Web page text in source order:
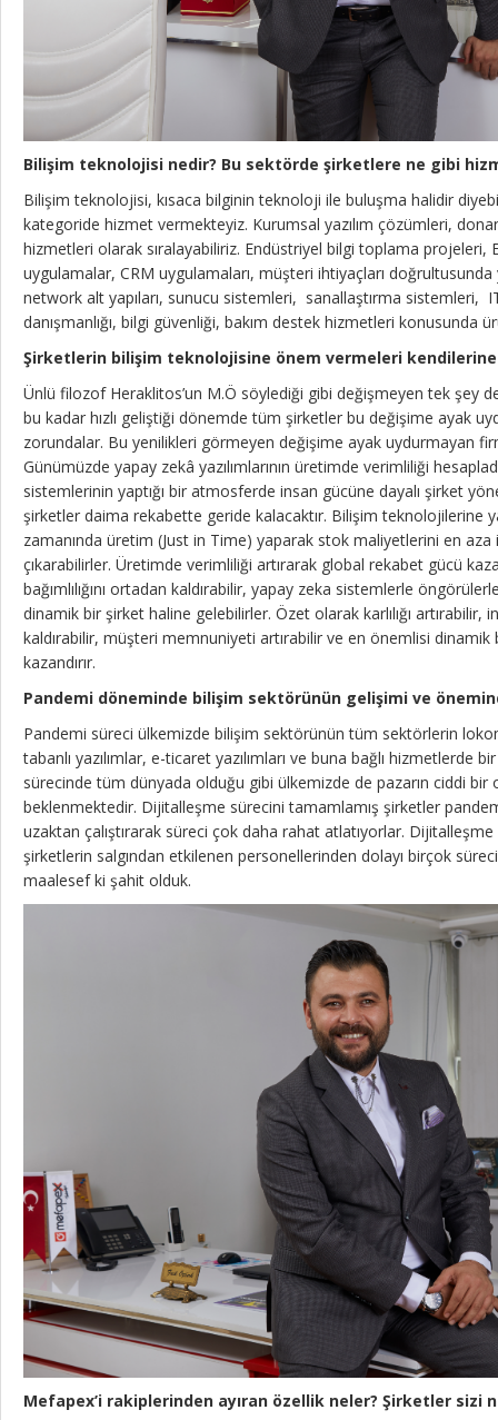
Bilişim teknolojisi nedir? Bu sektörde şirketlere ne gibi
Bilişim teknolojisi, kısaca bilginin teknoloji ile buluşma halidir
kategoride hizmet vermekteyiz. Kurumsal yazılım çözümleri,
hizmetleri olarak sıralayabiliriz. Endüstriyel bilgi toplama projeleri,
uygulamalar, CRM uygulamaları, müşteri ihtiyaçları doğrultusunda
network alt yapıları, sunucu sistemleri, sanallaştırma sistemleri,
danışmanlığı, bilgi güvenliği, bakım destek hizmetleri konusunda
Şirketlerin bilişim teknolojisine önem vermeleri kendilerine
Ünlü filozof Heraklitos’un M.Ö söylediği gibi değişmeyen tek şey
bu kadar hızlı geliştiği dönemde tüm şirketler bu değişime ayak
zorundalar. Bu yenilikleri görmeyen değişime ayak uydurmayan
Günümüzde yapay zekâ yazılımlarının üretimde verimliliği
sistemlerinin yaptığı bir atmosferde insan gücüne dayalı şirket
şirketler daima rekabette geride kalacaktır. Bilişim teknolojilerine
zamanında üretim (Just in Time) yaparak stok maliyetlerini en aza
çıkarabilirler. Üretimde verimliliği artırarak global rekabet gücü
bağımlılığını ortadan kaldırabilir, yapay zeka sistemlerle
dinamik bir şirket haline gelebilirler. Özet olarak karlılığı artırabilir,
kaldırabilir, müşteri memnuniyeti artırabilir ve en önemlisi
kazandırır.
Pandemi döneminde bilişim sektörünün gelişimi ve
Pandemi süreci ülkemizde bilişim sektörünün tüm sektörlerin
tabanlı yazılımlar, e-ticaret yazılımları ve buna bağlı hizmetlerde
sürecinde tüm dünyada olduğu gibi ülkemizde de pazarın ciddi bir
beklenmektedir. Dijitalleşme sürecini tamamlamış şirketler
uzaktan çalıştırarak süreci çok daha rahat atlatıyorlar.
şirketlerin salgından etkilenen personellerinden dolayı birçok
maalesef ki şahit olduk.
Mefapex’i rakiplerinden ayıran özellik neler? Şirketler sizi
“Türkiye Mücevher
sektöründe Dünya’da
markalaşmayı
amaçlamalı”